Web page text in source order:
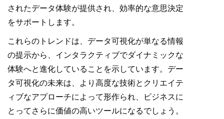
されたデータ体験が提供され、効率的な意思決定
をサポートします。
これらのトレンドは、データ可視化が単なる情報
の提示から、インタラクティブでダイナミックな
体験へと進化していることを示しています。デー
タ可視化の未来は、より高度な技術とクリエイテ
ィブなアプローチによって形作られ、ビジネスに
とってさらに価値の高いツールになるでしょう。